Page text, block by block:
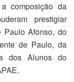
composição da
prestigiar
Paulo Afonso, do
de Paulo, da
dos Alunos do